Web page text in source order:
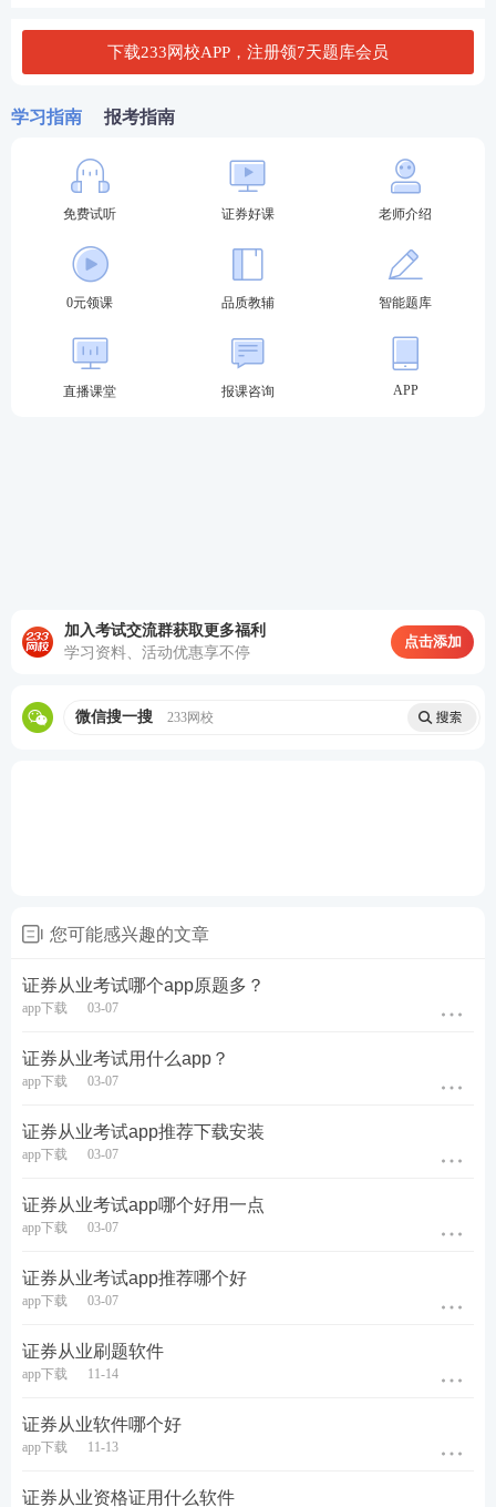
(题库界面如上所示）
第二种：证券从业学习资料包。
2023版证券从业《金融市场基础知识》、《证券市场
券研究报告业务》干货笔记均已上线，本资料由233
章后面附有历年考题，考生可在学习完本章
进行真题练习，加强巩固。旨在帮助考生读薄
教材，
对于需要抓重点、自己无法总结，或需要提升备考效
率的考生来说，是一份再适合不过的精品资料！
下载233网校APP，注册领7天题库会员
学习指南 报考指南
免费试听 证券好课 老师介绍
0元领课 品质教辅 智能题库
直播课堂 报课咨询 APP
加入考试交流群获取更多福利
学习资料、活动优惠享不停
点击添加
微信搜一搜 233网校
您可能感兴趣的文章
证券从业考试哪个app原题多？
app下载 03-07
证券从业考试用什么app？
app下载 03-07
证券从业考试app推荐下载安装
app下载 03-07
证券从业考试app哪个好用一点
app下载 03-07
证券从业考试app推荐哪个好
app下载 03-07
证券从业刷题软件
app下载 11-14
证券从业软件哪个好
app下载 11-13
证券从业资格证用什么软件